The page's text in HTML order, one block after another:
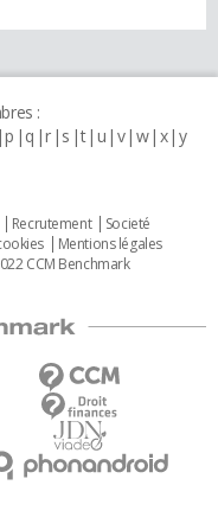
:
p q r s t u v w x y
Recrutement
Societé
Mentions légales
CCM Benchmark